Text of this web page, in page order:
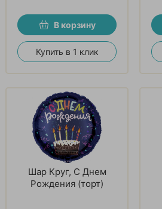
В корзину
Купить в 1 клик
Шар Круг, С Днем
Рождения (торт)